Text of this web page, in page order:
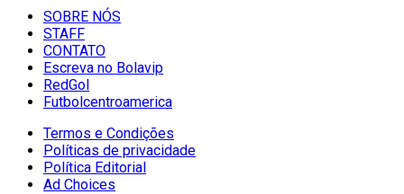
SOBRE NÓS
STAFF
CONTATO
Escreva no Bolavip
RedGol
Futbolcentroamerica
Termos e Condições
Políticas de privacidade
Política Editorial
Ad Choices